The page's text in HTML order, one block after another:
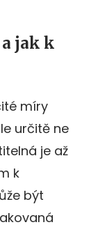
jak k
míry
určitě ne
je až
k
být